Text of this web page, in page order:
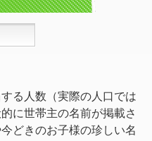
る人数（実際の人口では
に世帯主の名前が掲載さ
どきのお子様の珍しい名